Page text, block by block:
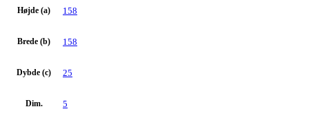
Højde (a) 158
Brede (b) 158
Dybde (c) 25
Dim. 5